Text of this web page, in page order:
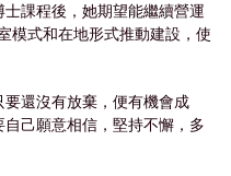
課程後，她期望能繼續營運
模式和在地形式推動建設，使
要還沒有放棄，便有機會成
己願意相信，堅持不懈，多